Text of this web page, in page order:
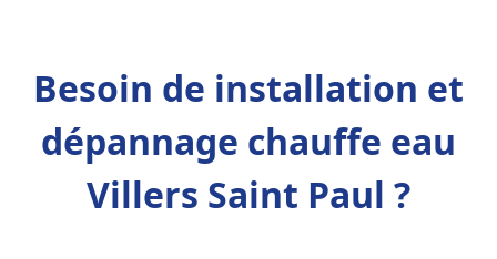
Besoin de installation et
dépannage chauffe eau
Villers Saint Paul ?